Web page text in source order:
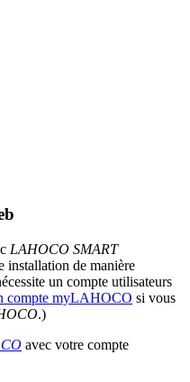
LAHOCO SMART
installation de manière
un compte utilisateurs
compte myLAHOCO si vous
.)
avec votre compte